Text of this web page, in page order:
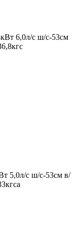
6,0л/с ш/с-53cм
5,0л/с ш/с-53cм в/